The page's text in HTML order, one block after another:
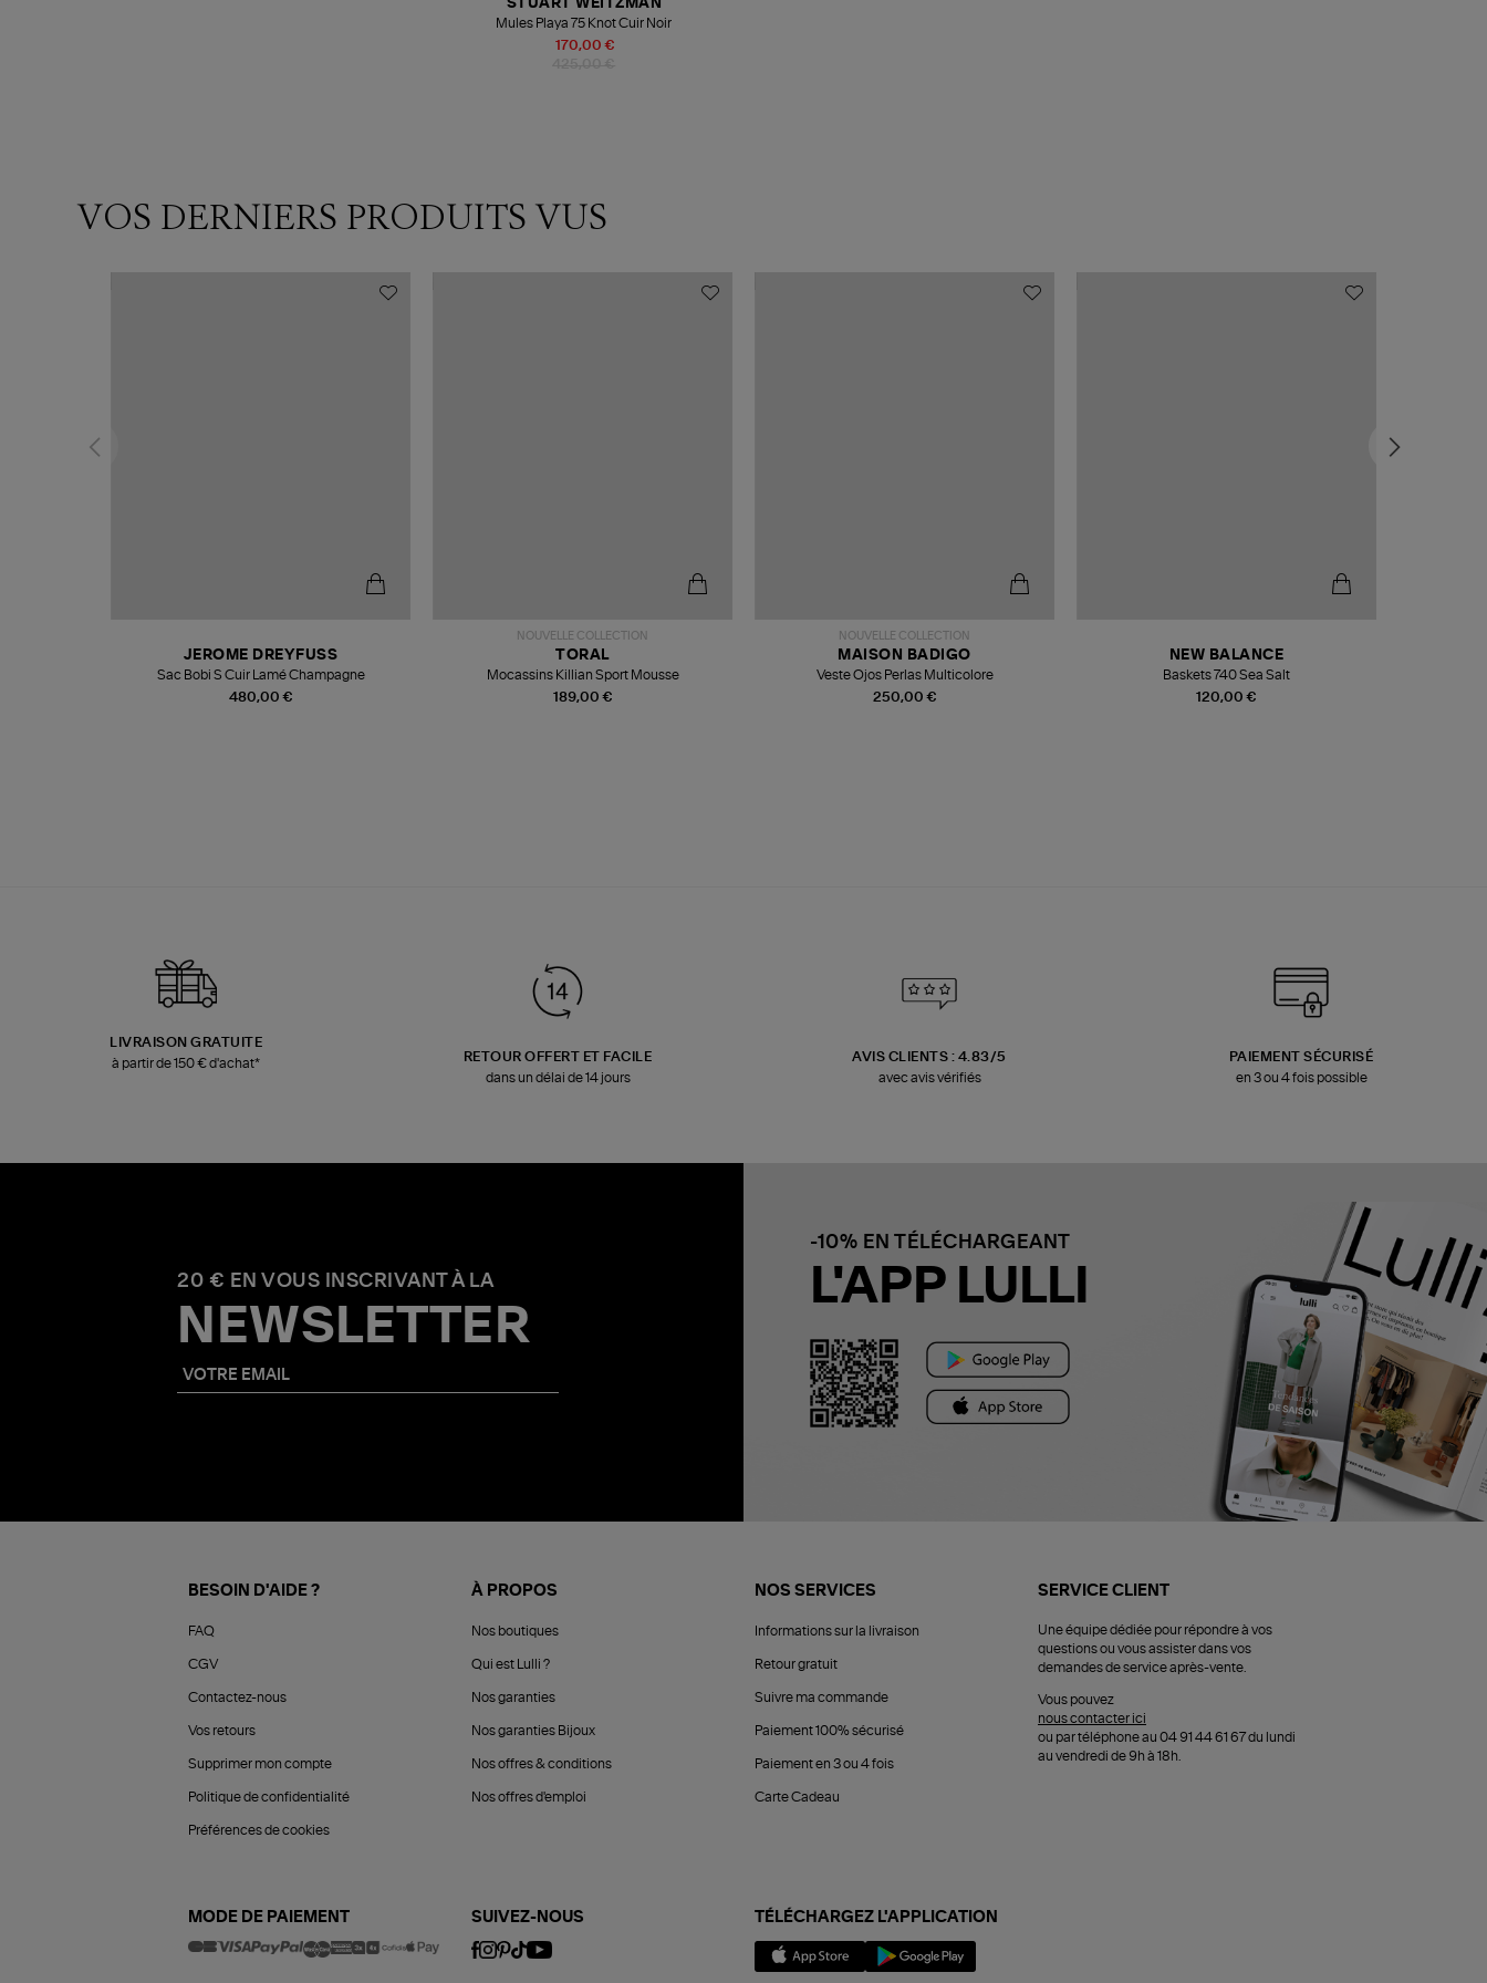
170,00 €
STUART WEITZMAN
Mules Playa 75 Knot Cuir Noir
VOS DERNIERS PRODUITS VUS
480,00 €
JEROME DREYFUSS
Sac Bobi S Cuir Lamé Champagne
NOUVELLE COLLECTION
189,00 €
TORAL
Mocassins Killian Sport Mousse
NOUVELLE COLLECTION
250,00 €
MAISON BADIGO
Veste Ojos Perlas Multicolore
120,00 €
NEW BALANCE
Baskets 740 Sea Salt
LIVRAISON GRATUITE
à partir de 150 € d'achat*
RETOUR OFFERT ET FACILE
dans un délai de 14 jours
AVIS CLIENTS : 4.83/5
avec avis vérifiés
PAIEMENT SÉCURISÉ
en 3 ou 4 fois possible
20 € EN VOUS INSCRIVANT À LA
NEWSLETTER
-10% EN TÉLÉCHARGEANT
L'APP LULLI
BESOIN D'AIDE ?
FAQ
CGV
Contactez-nous
Vos retours
Supprimer mon compte
Politique de confidentialité
Préférences de cookies
À PROPOS
Nos boutiques
Qui est Lulli ?
Nos garanties
Nos garanties Bijoux
Nos offres & conditions
Nos offres d'emploi
NOS SERVICES
Informations sur la livraison
Retour gratuit
Suivre ma commande
Paiement 100% sécurisé
Paiement en 3 ou 4 fois
Carte Cadeau
SERVICE CLIENT
Une équipe dédiée pour répondre à vos
questions ou vous assister dans vos
demandes de service après-vente.
Vous pouvez
nous contacter ici
ou par téléphone au 04 91 44 61 67 du lundi
au vendredi de 9h à 18h.
MODE DE PAIEMENT SUIVEZ-NOUS TÉLÉCHARGEZ L'APPLICATION